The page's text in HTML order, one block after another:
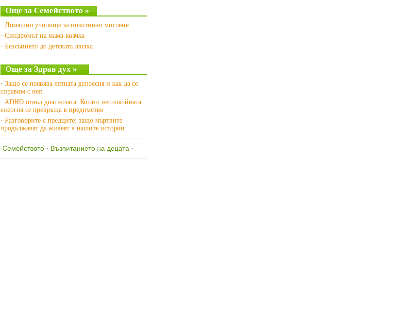
Още за Семейството »
· Домашно училище за позитивно мислене
· Синдромът на мама-квачка
· Безсънието до детската люлка
Още за Здрав дух »
· Защо се появява лятната депресия и как да се
справим с нея
· ADHD отвъд диагнозата: Когато неспокойната
енергия се превръща в предимство
· Разговорите с предците: защо мъртвите
продължават да живеят в нашите истории
Семейството · Възпитанието на децата ·